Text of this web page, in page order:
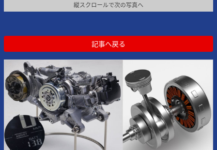
縦スクロールで次の写真へ
記事へ戻る